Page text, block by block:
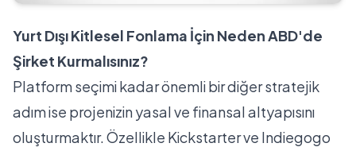
Yurt Dışı Kitlesel Fonlama İçin Neden ABD'de
Şirket Kurmalısınız?
Platform seçimi kadar önemli bir diğer stratejik
adım ise projenizin yasal ve finansal altyapısını
oluşturmaktır. Özellikle Kickstarter ve Indiegogo